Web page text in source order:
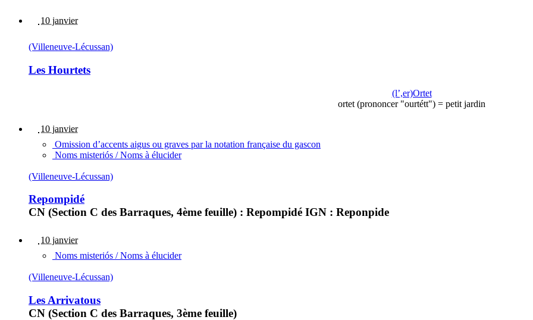
10 janvier
(Villeneuve-Lécussan)
Les Hourtets
(l’,er)Ortet
ortet (prononcer "ourtétt") = petit jardin
10 janvier
Omission d’accents aigus ou graves par la notation française du gascon
Noms misteriós / Noms à élucider
(Villeneuve-Lécussan)
Repompidé
CN (Section C des Barraques, 4ème feuille) : Repompidé IGN : Reponpide
10 janvier
Noms misteriós / Noms à élucider
(Villeneuve-Lécussan)
Les Arrivatous
CN (Section C des Barraques, 3ème feuille)